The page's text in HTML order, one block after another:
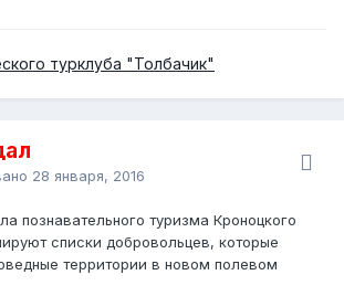
турклуба "Толбачик"
28 января, 2016
познавательного туризма Кроноцкого
списки добровольцев, которые
территории в новом полевом